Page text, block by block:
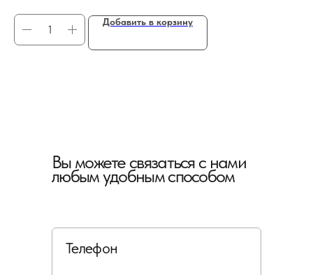
Добавить в корзину
Вы можете связаться с нами
любым удобным способом
Телефон